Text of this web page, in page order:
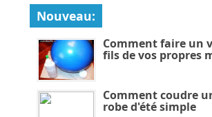
Nouveau:
Comment faire un
fils de vos propres
Comment coudre
robe d'été simple